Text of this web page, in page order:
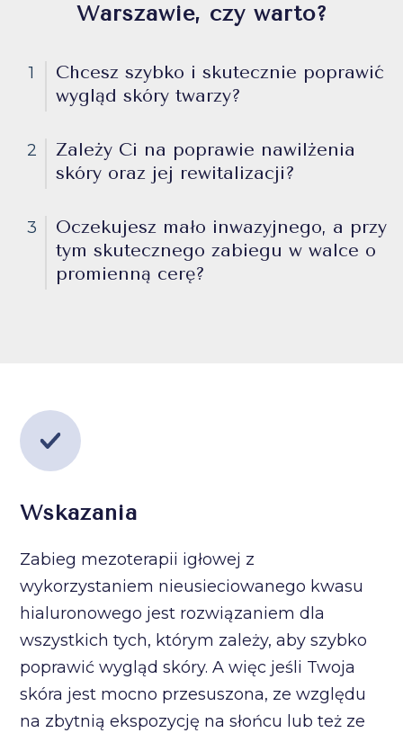
Warszawie, czy warto?
1
Chcesz szybko i skutecznie poprawić
wygląd skóry twarzy?
2
Zależy Ci na poprawie nawilżenia
skóry oraz jej rewitalizacji?
3
Oczekujesz mało inwazyjnego, a przy
tym skutecznego zabiegu w walce o
promienną cerę?
Wskazania
Zabieg mezoterapii igłowej z
wykorzystaniem nieusieciowanego kwasu
hialuronowego jest rozwiązaniem dla
wszystkich tych, którym zależy, aby szybko
poprawić wygląd skóry. A więc jeśli Twoja
skóra jest mocno przesuszona, ze względu
na zbytnią ekspozycję na słońcu lub też ze